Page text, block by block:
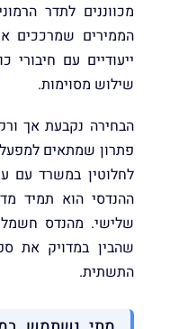
מכווננים לתדר
הממירים שמרככים
ייעודיים עם
שילוש מסוימות.
הבחירה נקבעת אך
פתרון שמתאים
לחלוטין במשרד עם
ההנדסי הוא תמיד
שלישי. מהנדס חשמל
שהבין במדויק את
התשתית.